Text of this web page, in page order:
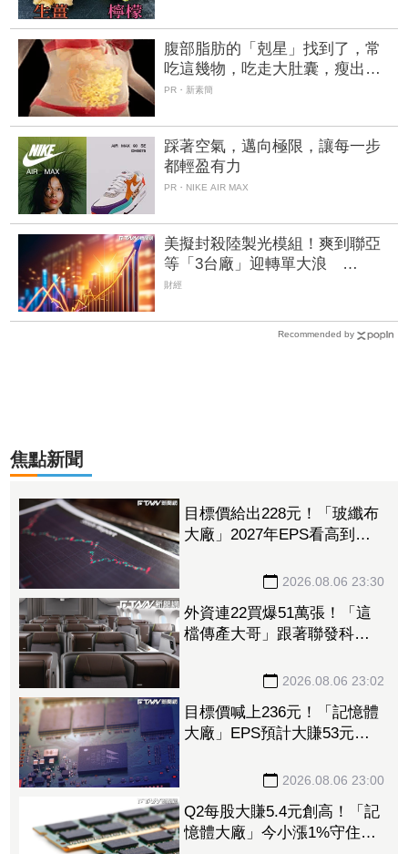
腹部脂肪的「剋星」找到了，常
吃這幾物，吃走大肚囊，瘦出小
蠻腰
PR・新素簡
踩著空氣，邁向極限，讓每一步
都輕盈有力
PR・NIKE AIR MAX
美擬封殺陸製光模組！爽到聯亞
等「3台廠」迎轉單大浪
CPO、矽光子族群全面爆發
財經
Recommended by
焦點新聞
目標價給出228元！「玻纖布
大廠」2027年EPS看高到
投資挹注營收 2026.08.06 23:30
外資連22買爆51萬張！「這
檔傳產大哥」跟著聯發科發
2026.08.06 23:02
目標價喊上236元！「記憶體
大廠」EPS預計大賺53元
2026.08.06 23:00
Q2每股大賺5.4元創高！「記
憶體大廠」今小漲1%守住連